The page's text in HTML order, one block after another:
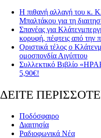
Η πιθανή αλλαγή του κ.
Μπαλτάκου για τη
Σπανέας για
κορυφή, πέφτεις από την
Οριστικά τέλος ο
ομοσπονδία Αιγύπτου
Συλλεκτικό Βιβλίο
5,90€!
ΔΕΙΤΕ
Ποδόσφαιρο
Διαιτησία
Ραδιοφωνικά Νέα